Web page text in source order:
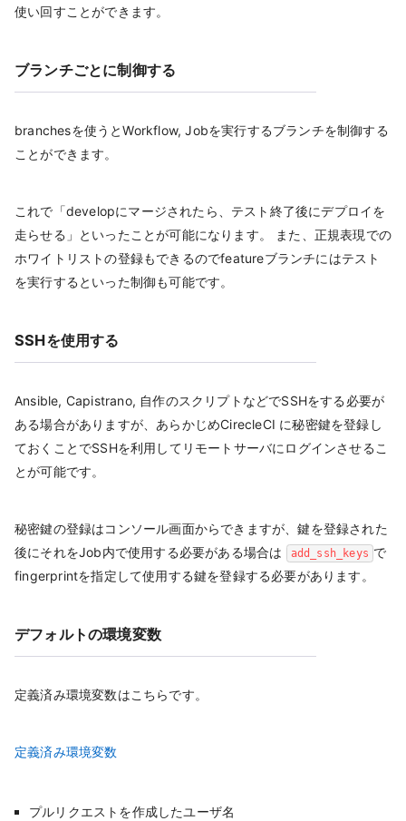
使い回すことができます。
ブランチごとに制御する
branchesを使うとWorkflow, Jobを実行するブランチを制御する
ことができます。
これで「developにマージされたら、テスト終了後にデプロイを
走らせる」といったことが可能になります。 また、正規表現での
ホワイトリストの登録もできるのでfeatureブランチにはテスト
を実行するといった制御も可能です。
SSHを使用する
Ansible, Capistrano, 自作のスクリプトなどでSSHをする必要が
ある場合がありますが、あらかじめCirecleCI に秘密鍵を登録し
ておくことでSSHを利用してリモートサーバにログインさせるこ
とが可能です。
秘密鍵の登録はコンソール画面からできますが、鍵を登録された
後にそれをJob内で使用する必要がある場合は
add_ssh_keys で
fingerprintを指定して使用する鍵を登録する必要があります。
デフォルトの環境変数
定義済み環境変数はこちらです。
定義済み環境変数
プルリクエストを作成したユーザ名